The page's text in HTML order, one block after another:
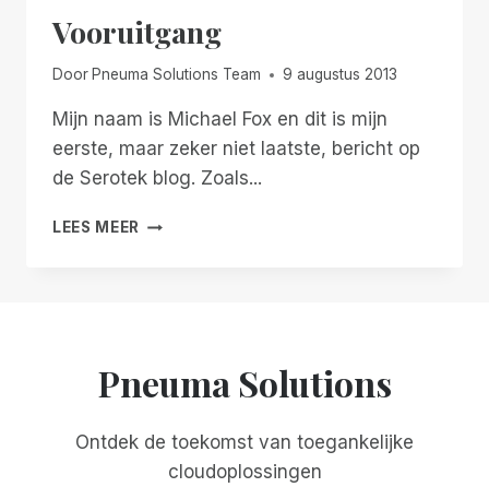
Vooruitgang
Door Pneuma Solutions Team 9 augustus 2013
Mijn naam is Michael Fox en dit is mijn
eerste, maar zeker niet laatste, bericht op
de Serotek blog. Zoals...
LEES MEER VOORUITGANG
Pneuma Solutions
Ontdek de toekomst van toegankelijke
cloudoplossingen